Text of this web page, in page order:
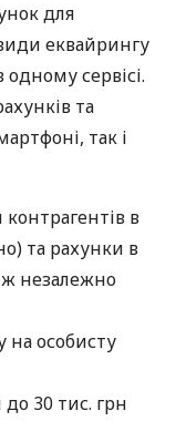
для
еквайрингу
сервісі.
та
так і
в
та рахунки в
незалежно
на особисту
до 30 тис. грн